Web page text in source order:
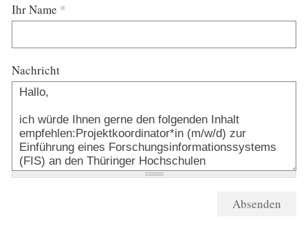
Ihr Name *
Nachricht